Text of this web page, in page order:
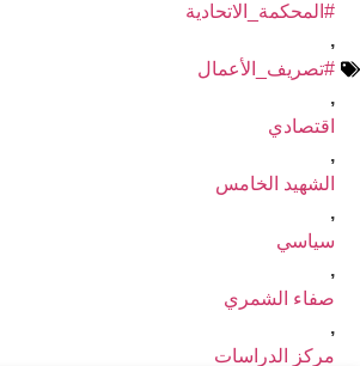
#المحكمة_الاتحادية
,
#تصريف_الأعمال
,
اقتصادي
,
الشهيد الخامس
,
سیاسي
,
صفاء الشمري
,
مركز الدراسات